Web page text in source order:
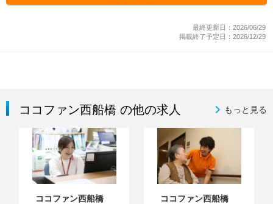
最終更新日：2026/06/29
掲載終了予定日：2026/12/29
ココファン西船橋 の他の求人 もっと見る
ココファン西船橋 ココファン西船橋